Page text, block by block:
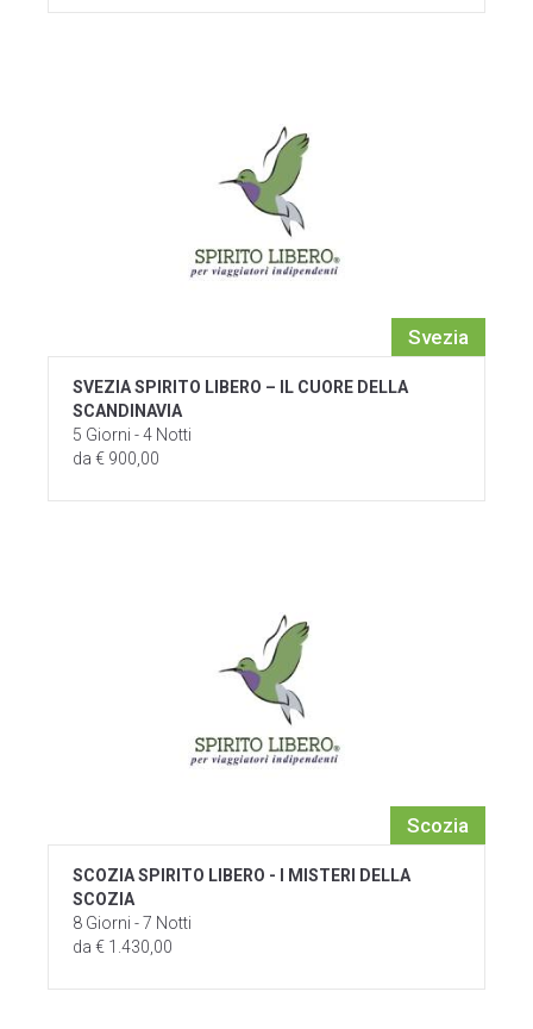
Svezia
SVEZIA SPIRITO LIBERO – IL CUORE DELLA
SCANDINAVIA
5 Giorni - 4 Notti
da € 900,00
Scozia
SCOZIA SPIRITO LIBERO - I MISTERI DELLA
SCOZIA
8 Giorni - 7 Notti
da € 1.430,00